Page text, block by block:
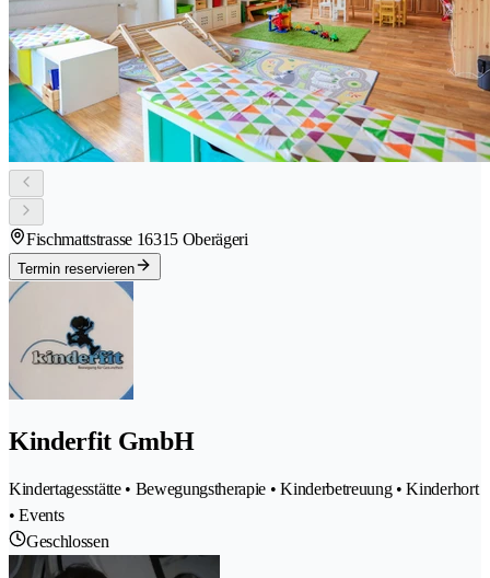
Fischmattstrasse 16315 Oberägeri
Termin reservieren
Kinderfit GmbH
Kindertagesstätte • Bewegungstherapie • Kinderbetreuung • Kinderhort
• Events
Geschlossen